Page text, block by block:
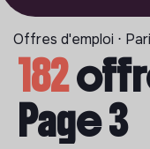
Offres d'emploi ⋅
182
Page 3